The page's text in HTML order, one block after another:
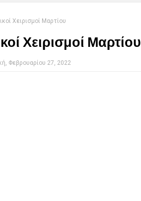
Χειρισμοί Μαρτίου
Χειρισμοί Μαρτίου
Φεβρουαρίου 27, 2022